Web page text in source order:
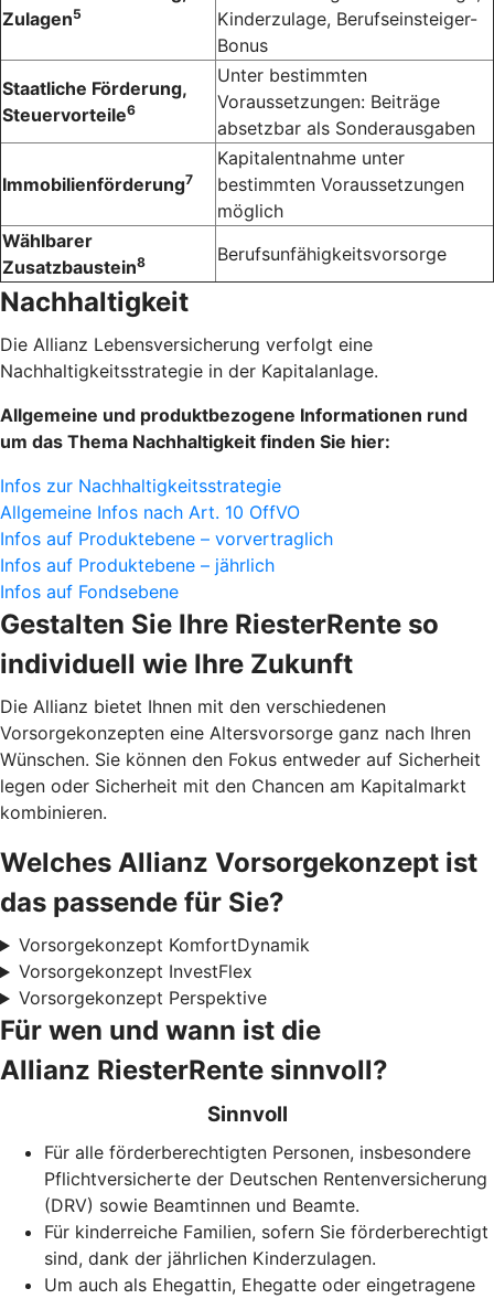
Zulagen5
Kinderzulage, Berufseinsteiger-
Bonus
Staatliche Förderung,
Steuervorteile6
Unter bestimmten
Voraussetzungen: Beiträge
absetzbar als Sonderausgaben
Immobilienförderung7
Kapitalentnahme unter
bestimmten Voraussetzungen
möglich
Wählbarer
Zusatzbaustein8 Berufsunfähigkeitsvorsorge
Nachhaltigkeit
Die Allianz Lebensversicherung verfolgt eine
Nachhaltigkeitsstrategie in der Kapitalanlage.
Allgemeine und produktbezogene Informationen rund
um das Thema Nachhaltigkeit finden Sie hier:
Infos zur Nachhaltigkeitsstrategie
Allgemeine Infos nach Art. 10 OffVO
Infos auf Produktebene – vorvertraglich
Infos auf Produktebene – jährlich
Infos auf Fondsebene
Gestalten Sie Ihre RiesterRente so
individuell wie Ihre Zukunft
Die Allianz bietet Ihnen mit den verschiedenen
Vorsorgekonzepten eine Altersvorsorge ganz nach Ihren
Wünschen. Sie können den Fokus entweder auf Sicherheit
legen oder Sicherheit mit den Chancen am Kapitalmarkt
kombinieren.
Welches Allianz Vorsorgekonzept ist
das passende für Sie?
Vorsorgekonzept KomfortDynamik
Vorsorgekonzept InvestFlex
Vorsorgekonzept Perspektive
Für wen und wann ist die
Allianz RiesterRente sinnvoll?
Sinnvoll
Für alle förderberechtigten Personen, insbesondere
Pflichtversicherte der Deutschen Rentenversicherung
(DRV) sowie Beamtinnen und Beamte.
Für kinderreiche Familien, sofern Sie förderberechtigt
sind, dank der jährlichen Kinderzulagen.
Um auch als Ehegattin, Ehegatte oder eingetragene